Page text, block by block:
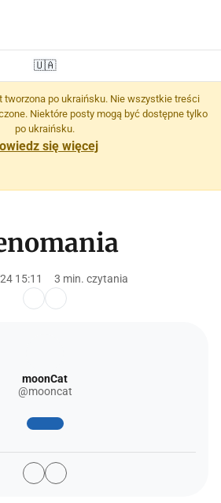
🇺🇦
tworzona po ukraińsku. Nie wszystkie treści
Niektóre posty mogą być dostępne tylko
po ukraińsku.
się więcej
15:11 3 min. czytania
moonCat
@mooncat